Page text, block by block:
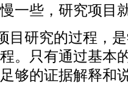
一些，研究项目
研究的过程，是
。只有通过基本
够的证据解释和